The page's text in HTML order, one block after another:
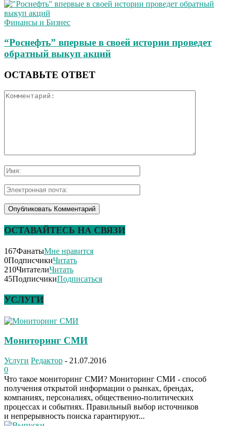
Финансы и Бизнес
“Роснефть” впервые в своей истории проведет
обратный выкуп акций
ОСТАВЬТЕ ОТВЕТ
ОСТАВАЙТЕСЬ НА СВЯЗИ
167ФанатыМне нравится
0ПодписчикиЧитать
210ЧитателиЧитать
45ПодписчикиПодписаться
УСЛУГИ
Мониторинг СМИ
Услуги Редактор - 21.07.2016
0
Что такое мониторинг СМИ? Мониторинг СМИ - способ
получения открытой информации о рынках, брендах,
компаниях, персоналиях, общественно-политических
процессах и событиях. Правильный выбор источников
и непрерывность поиска гарантируют...